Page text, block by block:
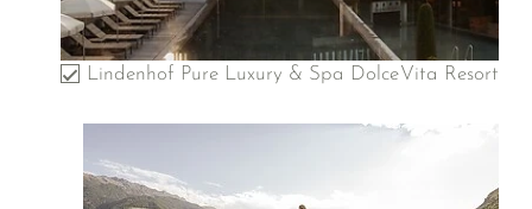
Lindenhof Pure Luxury & Spa DolceVita Resort